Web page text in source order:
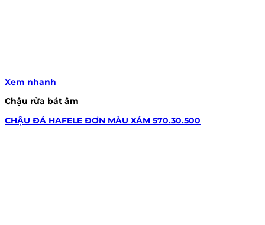
Xem nhanh
Chậu rửa bát âm
CHẬU ĐÁ HAFELE ĐƠN MÀU XÁM 570.30.500